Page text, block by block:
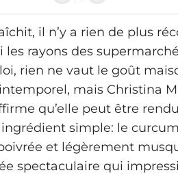
il n’y a rien de plus
rayons des
rien ne vaut le goût
mais Christina
qu’elle peut être
ingrédient simple: le
et légèrement
spectaculaire qui